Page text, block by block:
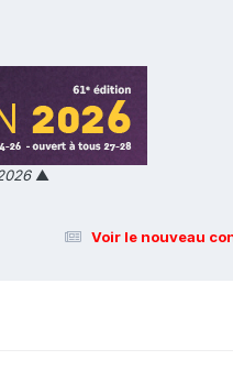
▲
Voir le nouveau